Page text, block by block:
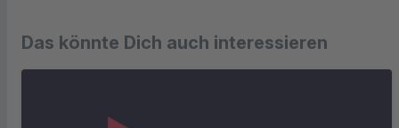
Das könnte Dich auch interessieren